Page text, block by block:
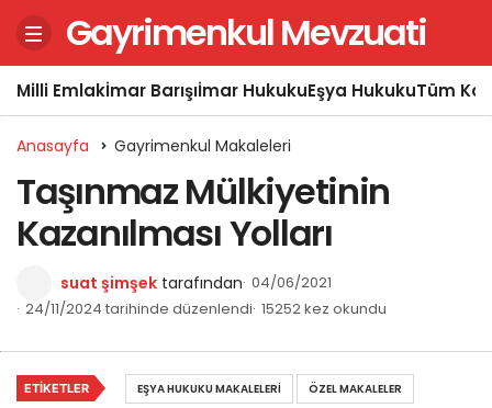
Gayrimenkul Mevzuati
Milli Emlakİmar Barışıİmar HukukuEşya HukukuTüm
Anasayfa Gayrimenkul Makaleleri
Taşınmaz Mülkiyetinin
Kazanılması Yolları
suat şimşek tarafından 04/06/2021
24/11/2024 tarihinde düzenlendi 15252 kez okundu
ETIKETLER EŞYA HUKUKU MAKALELERI ÖZEL MAKALELER